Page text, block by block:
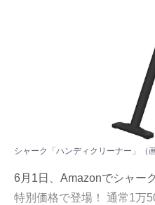
シャーク「ハンディクリーナー」（
6月1日、 Amazonでシャー
特別価格で登場！ 通常1万